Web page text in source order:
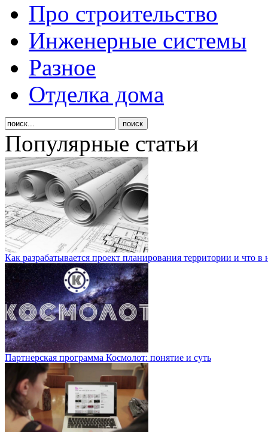
Про строительство
Инженерные системы
Разное
Отделка дома
Популярные статьи
Как разрабатывается проект планирования территории и что в
Партнерская программа Космолот: понятие и суть